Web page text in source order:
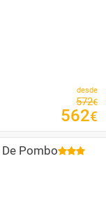
desde
572€
562€
Pombo